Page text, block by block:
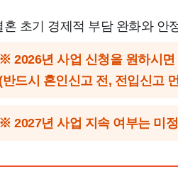
혼 초기 경제적 부담 완화와 안
※ 2026년 사업 신청을 원하시면
(반드시 혼인신고 전, 전입신고
※ 2027년 사업 지속 여부는 미